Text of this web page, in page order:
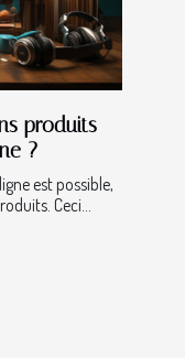
produits
?
est possible,
Ceci...